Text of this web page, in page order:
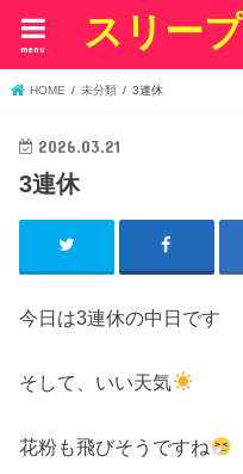
スリー
menu
HOME 未分類 3連休
2026.03.21
3連休
今日は3連休の中日です
そして、いい天気
花粉も飛びそうですね